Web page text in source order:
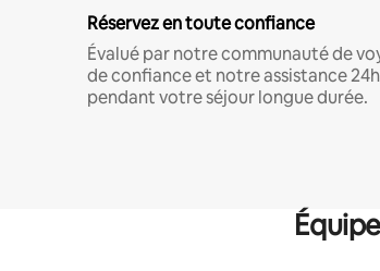
Réservez en toute confiance
Évalué par notre communauté de
de confiance et notre assistance
pendant votre séjour longue durée.